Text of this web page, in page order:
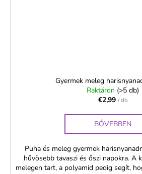
Gyermek meleg
Raktáron (>5 db)
€2,99 / db
BŐVEBBEN
Puha és meleg gyermek
hűvösebb tavaszi és őszi napokra. A
melegen tart, a polyamid pedig segít,